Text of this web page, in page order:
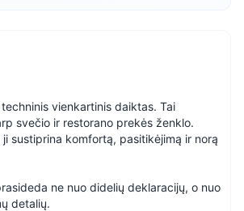
vienkartinis daiktas. Tai
svečio ir restorano prekės ženklo.
sustiprina komfortą, pasitikėjimą ir norą
ne nuo didelių deklaracijų, o nuo
detalių.